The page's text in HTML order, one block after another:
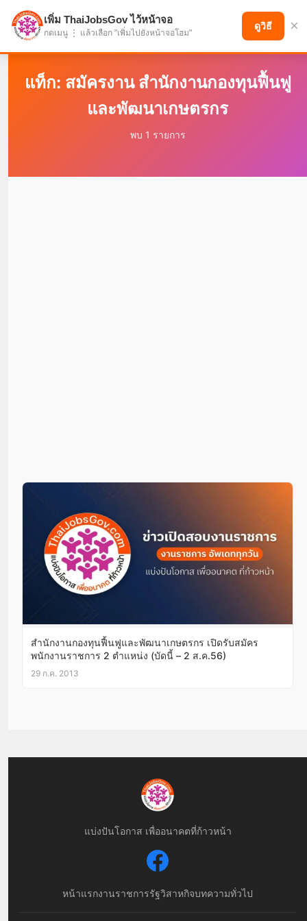
แบ่งปันโอกาส เพื่ออนาคตที่ก้าวหน้า
แท็ก: สมัครงาน สำนักงานกองทุนฟื้นฟู
และพัฒนาเกษตรกร
พบ 1 รายการ
สำนักงานกองทุนฟื้นฟูและพัฒนาเกษตรกร เปิดรับสมัคร
พนักงานราชการ 2 ตำแหน่ง (บัดนี้ – 2 ส.ค.56)
29 ก.ค. 2013
แบ่งปันโอกาส เพื่ออนาคตที่ก้าวหน้า
หน้าแรกงานราชการรัฐวิสาหกิจบทความทั่วไป
เพิ่ม ThaiJobsGov ไว้หน้าจอ
กดเมนู ⋮ แล้วเลือก "เพิ่มไปยังหน้าจอโฮม"
ดูวิธี ×